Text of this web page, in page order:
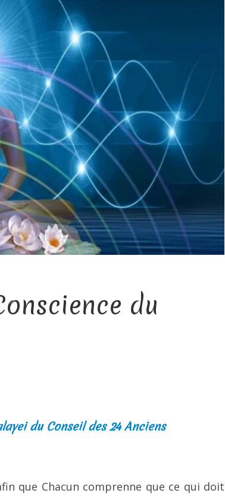
du
du Conseil des 24 Anciens
que Chacun comprenne que ce qui doit